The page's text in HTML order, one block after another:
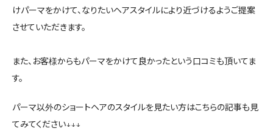
けパーマをかけて、なりたいヘアスタイルにより近づけるようご提案
させていただきます。
また、お客様からもパーマをかけて良かったという口コミも頂いてま
す。
パーマ以外のショートヘアのスタイルを見たい方はこちらの記事も見
てみてください↓↓↓